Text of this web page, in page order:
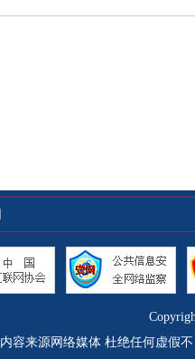
内容来源网络媒体 杜绝任何虚假